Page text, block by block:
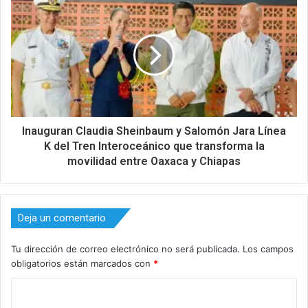
Inauguran Claudia Sheinbaum y Salomón Jara Línea
K del Tren Interoceánico que transforma la
movilidad entre Oaxaca y Chiapas
Deja un comentario
Tu dirección de correo electrónico no será publicada. Los campos
obligatorios están marcados con *